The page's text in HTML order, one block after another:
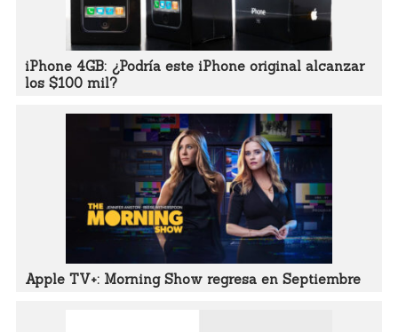
iPhone 4GB: ¿Podría este iPhone original alcanzar
los $100 mil?
Apple TV+: Morning Show regresa en Septiembre